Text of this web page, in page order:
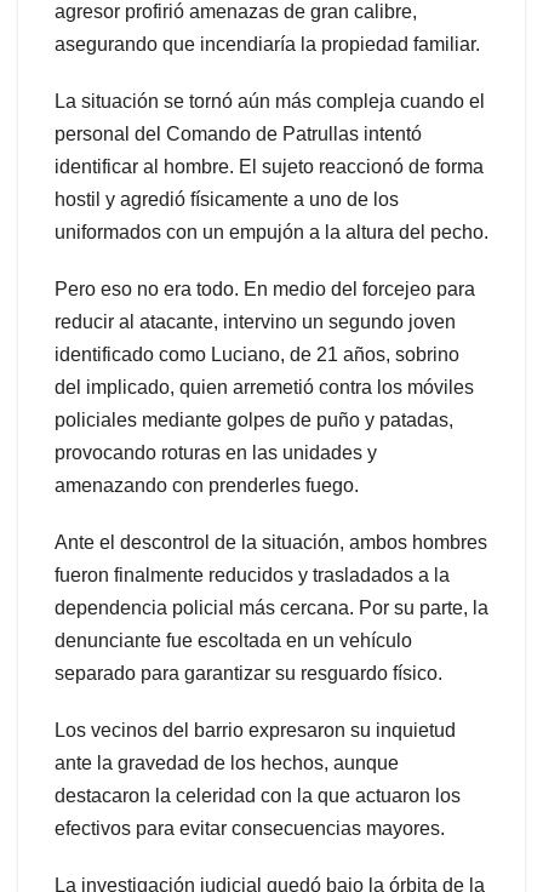
agresor profirió amenazas de gran calibre,
asegurando que incendiaría la propiedad familiar.
La situación se tornó aún más compleja cuando el
personal del Comando de Patrullas intentó
identificar al hombre. El sujeto reaccionó de forma
hostil y agredió físicamente a uno de los
uniformados con un empujón a la altura del pecho.
Pero eso no era todo. En medio del forcejeo para
reducir al atacante, intervino un segundo joven
identificado como Luciano, de 21 años, sobrino
del implicado, quien arremetió contra los móviles
policiales mediante golpes de puño y patadas,
provocando roturas en las unidades y
amenazando con prenderles fuego.
Ante el descontrol de la situación, ambos hombres
fueron finalmente reducidos y trasladados a la
dependencia policial más cercana. Por su parte, la
denunciante fue escoltada en un vehículo
separado para garantizar su resguardo físico.
Los vecinos del barrio expresaron su inquietud
ante la gravedad de los hechos, aunque
destacaron la celeridad con la que actuaron los
efectivos para evitar consecuencias mayores.
La investigación judicial quedó bajo la órbita de la